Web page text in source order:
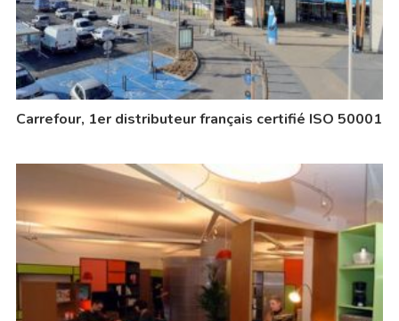
Carrefour, 1er distributeur français certifié ISO 50001